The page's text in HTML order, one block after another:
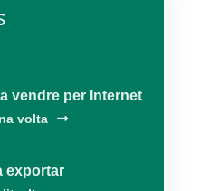
vendre per Internet
volta
exportar